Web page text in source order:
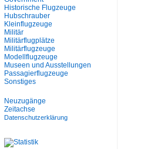
Historische Flugzeuge
Hubschrauber
Kleinflugzeuge
Militär
Militärflugplätze
Militärflugzeuge
Modellflugzeuge
Museen und Ausstellungen
Passagierflugzeuge
Sonstiges
Neuzugänge
Zeitachse
Datenschutzerklärung